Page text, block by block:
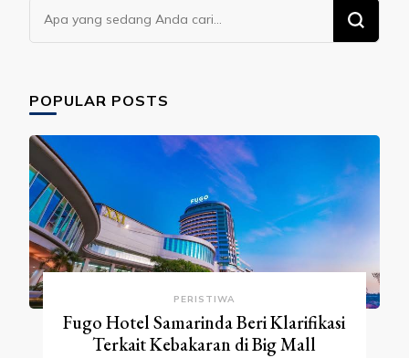
Mencari
Sesuatu?
POPULAR POSTS
PERISTIWA
Fugo Hotel Samarinda Beri Klarifikasi
Terkait Kebakaran di Big Mall